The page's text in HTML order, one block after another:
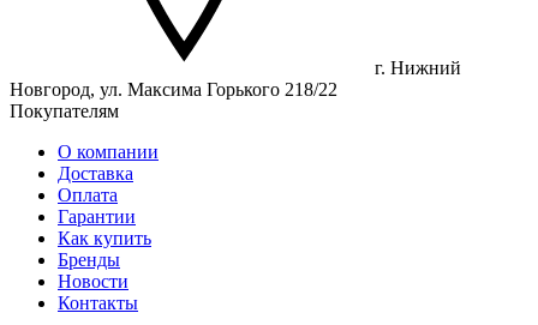
г. Нижний
Новгород, ул. Максима Горького 218/22
Покупателям
О компании
Доставка
Оплата
Гарантии
Как купить
Бренды
Новости
Контакты